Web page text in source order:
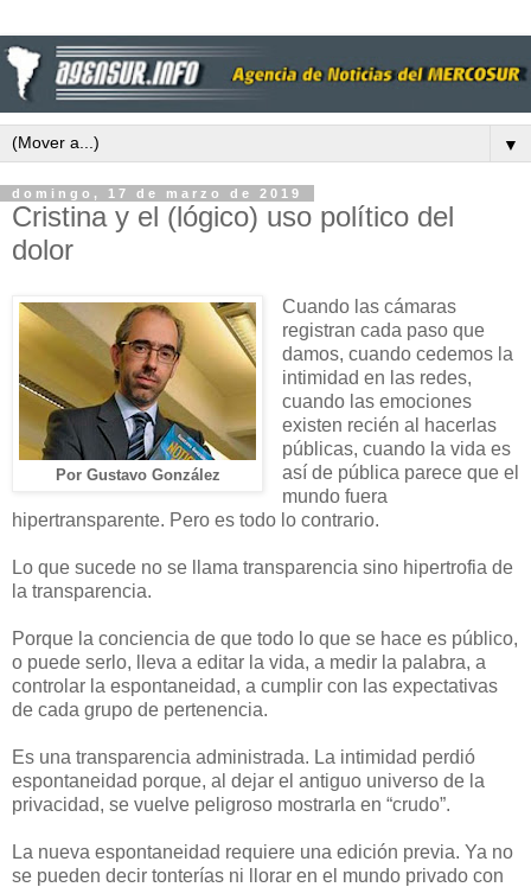
▼
domingo, 17 de marzo de 2019
Cristina y el (lógico) uso político del
dolor
Por Gustavo González
Cuando las cámaras
registran cada paso que
damos, cuando cedemos la
intimidad en las redes,
cuando las emociones
existen recién al hacerlas
públicas, cuando la vida es
así de pública parece que el
mundo fuera
hipertransparente. Pero es todo lo contrario.
Lo que sucede no se llama transparencia sino hipertrofia de
la transparencia.
Porque la conciencia de que todo lo que se hace es público,
o puede serlo, lleva a editar la vida, a medir la palabra, a
controlar la espontaneidad, a cumplir con las expectativas
de cada grupo de pertenencia.
Es una transparencia administrada. La intimidad perdió
espontaneidad porque, al dejar el antiguo universo de la
privacidad, se vuelve peligroso mostrarla en “crudo”.
La nueva espontaneidad requiere una edición previa. Ya no
se pueden decir tonterías ni llorar en el mundo privado con